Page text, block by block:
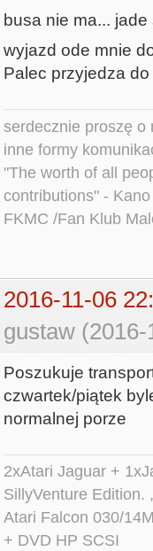
busa nie ma...
wyjazd ode mnie
Palec przyjedza do
serdecznie proszę o
inne formy
"The worth of all
contributions" -
FKMC /Fan Klub
2016-11-06
gustaw
Poszukuje
czwartek/piątek
normalnej porze
2xAtari Jaguar +
SillyVenture Edition.
Atari Falcon 030/
+ DVD HP SCSI